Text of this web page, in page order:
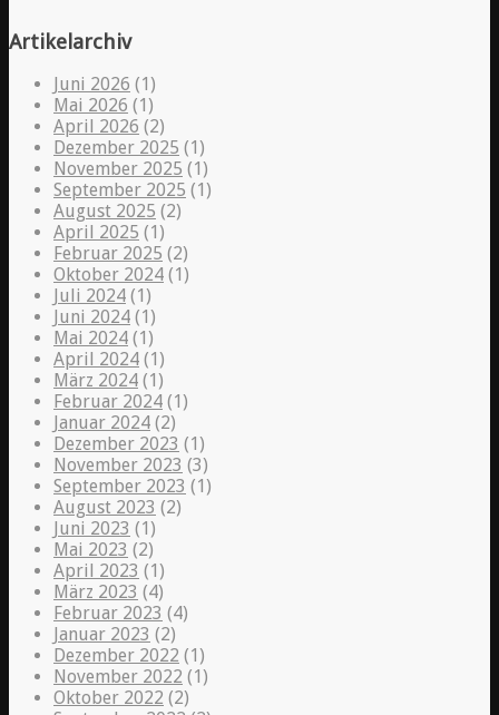
Artikelarchiv
Juni 2026 (1)
Mai 2026 (1)
April 2026 (2)
Dezember 2025 (1)
November 2025 (1)
September 2025 (1)
August 2025 (2)
April 2025 (1)
Februar 2025 (2)
Oktober 2024 (1)
Juli 2024 (1)
Juni 2024 (1)
Mai 2024 (1)
April 2024 (1)
März 2024 (1)
Februar 2024 (1)
Januar 2024 (2)
Dezember 2023 (1)
November 2023 (3)
September 2023 (1)
August 2023 (2)
Juni 2023 (1)
Mai 2023 (2)
April 2023 (1)
März 2023 (4)
Februar 2023 (4)
Januar 2023 (2)
Dezember 2022 (1)
November 2022 (1)
Oktober 2022 (2)